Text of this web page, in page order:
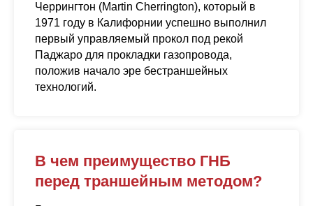
Черрингтон (Martin Cherrington), который в
1971 году в Калифорнии успешно выполнил
первый управляемый прокол под рекой
Паджаро для прокладки газопровода,
положив начало эре бестраншейных
технологий.
В чем преимущество ГНБ
перед траншейным методом?